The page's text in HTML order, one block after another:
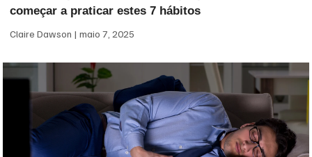
começar a praticar estes 7 hábitos
Claire Dawson maio 7, 2025